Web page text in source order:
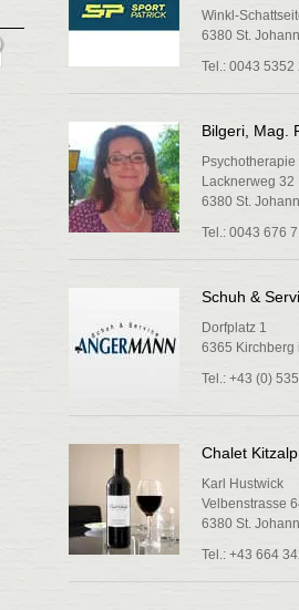
Winkl-
6380 St.
Tel.: 0043 5352
Bilgeri, Mag.
Psychotherapie
Lacknerweg 32
6380 St.
Tel.: 0043 676
Schuh &
Dorfplatz 1
6365 Kirchberg
Tel.: +43 (0)
Chalet Kitzalp
Karl Hustwick
Velbenstrasse
6380 St.
Tel.: +43 664